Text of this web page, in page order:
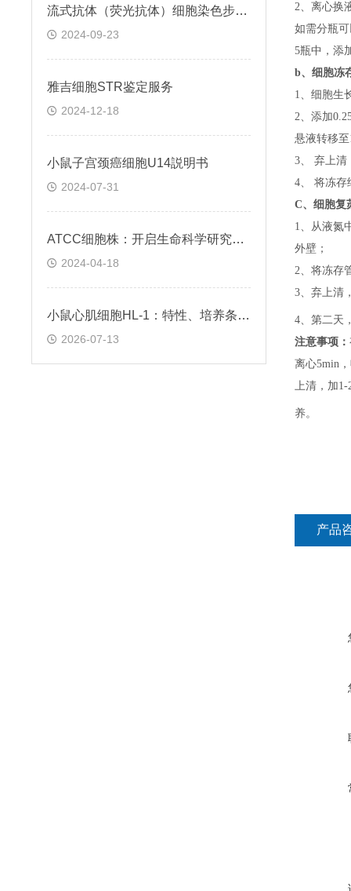
流式抗体（荧光抗体）细胞染色步骤与注意事项
2024-09-23
雅吉细胞STR鉴定服务
2024-12-18
小鼠子宫颈癌细胞U14説明书
2024-07-31
ATCC细胞株：开启生命科学研究的钥匙
2024-04-18
小鼠心肌细胞HL-1：特性、培养条件与科研应用场景解析
2026-07-13
2、离心换
如需分瓶
5瓶中，添
b、 细胞冻
1、细胞生
2、添加
悬液转移
3、 弃上清
4、 将冻存
C、 细胞复
1、 从液氮
外壁；
2、 将冻存
3、 弃上清
4、 第二天
注意事项：
离心5min，
上清，加1-
养。
产品